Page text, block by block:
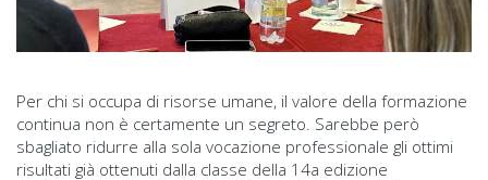
Per chi si occupa di risorse umane, il valore della formazione
continua non è certamente un segreto. Sarebbe però
sbagliato ridurre alla sola vocazione professionale gli ottimi
risultati già ottenuti dalla classe della 14a edizione